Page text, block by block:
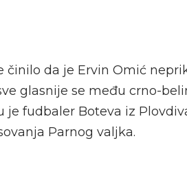
činilo da je Ervin Omić
glasnije se među crno-
je fudbaler Boteva iz
Parnog valjka.